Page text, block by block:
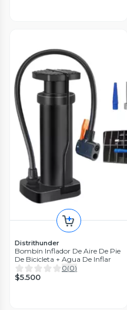
Distrithunder
Bombín Inflador De Aire De Pie
De Bicicleta + Agua De Inflar
0(0)
$5.500